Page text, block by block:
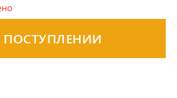
ПОСТУПЛЕНИИ